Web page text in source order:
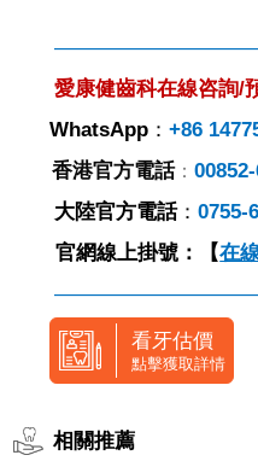
愛康健齒科在線咨詢/
WhatsApp ：+86
香港官方電話：
大陸官方電話：0755-
官網線上掛號：【在
看牙估價
點擊獲取詳情
相關推薦